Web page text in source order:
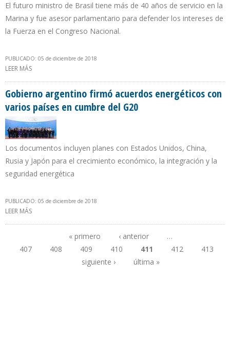
El futuro ministro de Brasil tiene más de 40 años de servicio en la
Marina y fue asesor parlamentario para defender los intereses de
la Fuerza en el Congreso Nacional.
PUBLICADO: 05 de diciembre de 2018
LEER MÁS
Gobierno argentino firmó acuerdos energéticos con
varios países en cumbre del G20
Los documentos incluyen planes con Estados Unidos, China,
Rusia y Japón para el crecimiento económico, la integración y la
seguridad energética
PUBLICADO: 05 de diciembre de 2018
LEER MÁS
Páginas
« primero ‹ anterior
…
407
408 409 410 411 412
413
siguiente ›
última »